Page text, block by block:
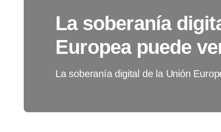
La soberanía
Europea puede
La soberanía digital de la Unión